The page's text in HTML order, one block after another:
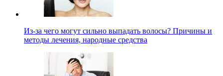
Из-за чего могут сильно выпадать волосы? Причины и
методы лечения, народные средства